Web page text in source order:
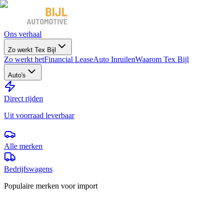
Ons verhaal
Zo werkt Tex Bijl
Zo werkt hetFinancial LeaseAuto InruilenWaarom Tex Bijl
Auto's
Direct rijden
Uit voorraad leverbaar
Alle merken
Bedrijfswagens
Populaire merken voor import